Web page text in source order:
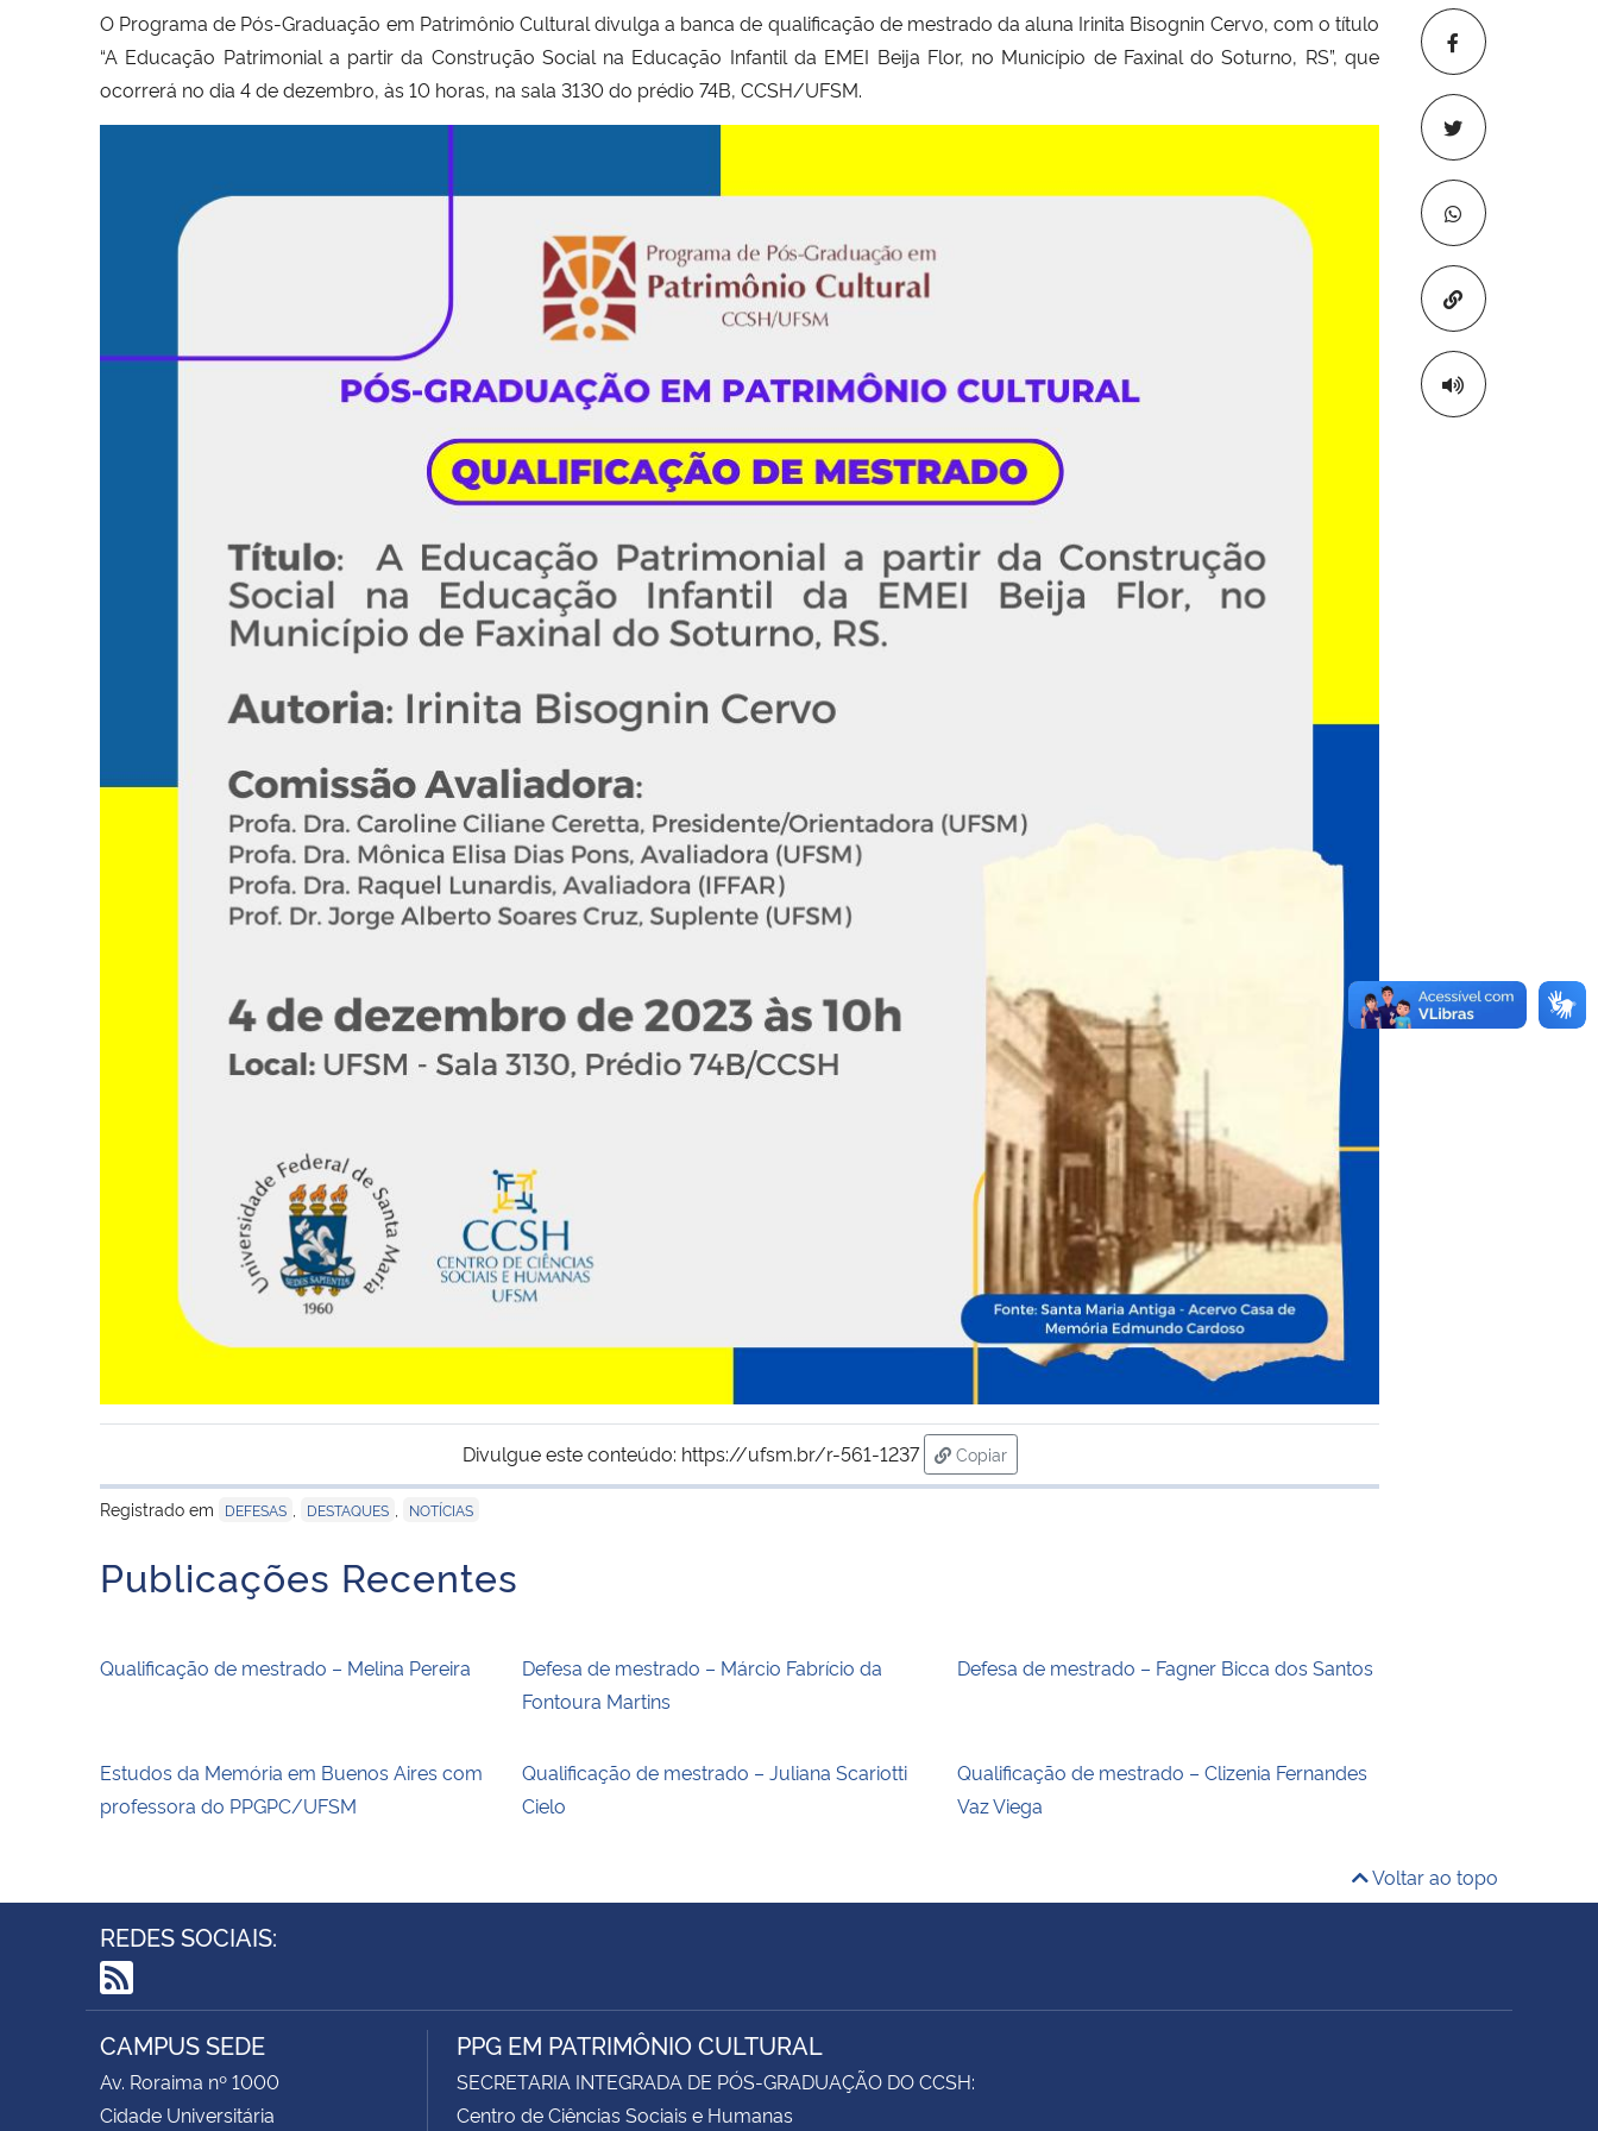
Copiar para
O Programa de Pós-Graduação em Patrimônio Cultural divulga a banca de qualificação de mestrado da aluna Irinita Bisognin Cervo, com o título
“A Educação Patrimonial a partir da Construção Social na Educação Infantil da EMEI Beija Flor, no Município de Faxinal do Soturno, RS”, que
ocorrerá no dia 4 de dezembro, às 10 horas, na sala 3130 do prédio 74B, CCSH/UFSM.
Divulgue este conteúdo: https://ufsm.br/r-561-1237
Copiar
para área de transferência
Registrado em
DEFESAS DESTAQUES NOTÍCIAS
Publicações Recentes
Qualificação de mestrado – Melina Pereira
Defesa de mestrado – Márcio Fabrício da
Fontoura Martins
Defesa de mestrado – Fagner Bicca dos Santos
Estudos da Memória em Buenos Aires com
professora do PPGPC/UFSM
Qualificação de mestrado – Juliana Scariotti
Cielo
Qualificação de mestrado – Clizenia Fernandes
Vaz Viega
Voltar ao topo
REDES SOCIAIS:
RSS
CAMPUS SEDE
Av. Roraima nº 1000
Cidade Universitária
PPG EM PATRIMÔNIO CULTURAL
SECRETARIA INTEGRADA DE PÓS-GRADUAÇÃO DO CCSH:
Centro de Ciências Sociais e Humanas